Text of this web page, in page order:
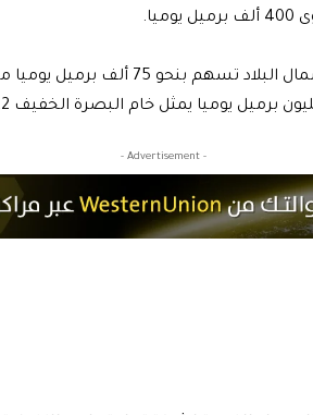
ألف برميل يوميا من الصادرات.
- Advertisement -